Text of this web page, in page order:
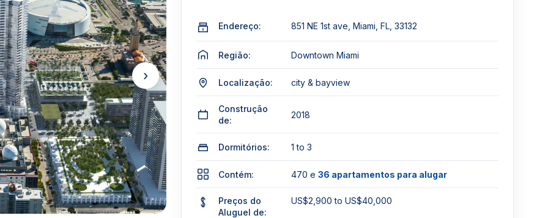
›
Endereço: 851 NE 1st ave, Miami, FL, 33132
Região: Downtown Miami
Localização: city & bayview
Construção
de:
2018
Dormitórios: 1 to 3
Contém: 470 e36 apartamentos para alugar
Preços do
Aluguel de:
US$2,900 to US$40,000